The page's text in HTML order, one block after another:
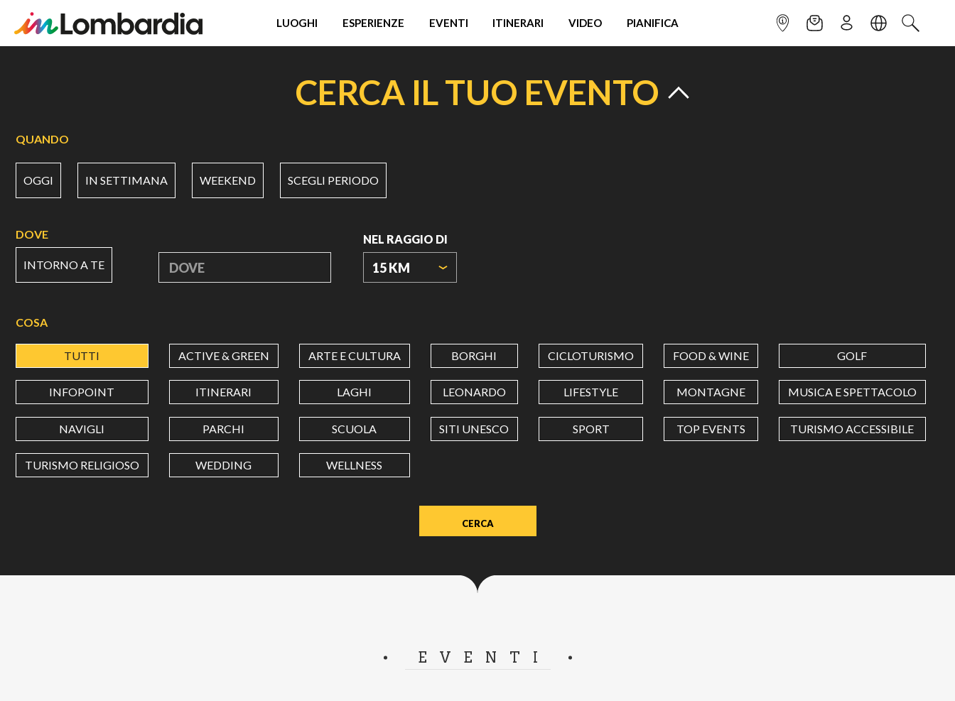
LUOGHI ESPERIENZE EVENTI ITINERARI VIDEO PIANIFICA INFOPOINTNEWSLETTER
ISCRIVITILINGUACERCA
CERCA IL TUO EVENTO
QUANDO
OGGI IN SETTIMANA WEEKEND SCEGLI PERIODO
DOVE
INTORNO A TE DOVE
NEL RAGGIO DI
15 KM
LONGITUDINE
dot
COSA
TUTTI ACTIVE & GREEN ARTE E CULTURA BORGHI CICLOTURISMO FOOD & WINE GOLF
INFOPOINT ITINERARI LAGHI LEONARDO LIFESTYLE MONTAGNE MUSICA E SPETTACOLO
NAVIGLI PARCHI SCUOLA SITI UNESCO SPORT TOP EVENTS TURISMO ACCESSIBILE
TURISMO RELIGIOSO WEDDING WELLNESS
EVENTI